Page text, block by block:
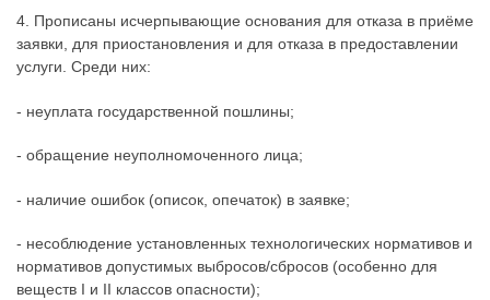
4. Прописаны исчерпывающие основания для отказа в приёме
заявки, для приостановления и для отказа в предоставлении
услуги. Среди них:
- неуплата государственной пошлины;
- обращение неуполномоченного лица;
- наличие ошибок (описок, опечаток) в заявке;
- несоблюдение установленных технологических нормативов и
нормативов допустимых выбросов/сбросов (особенно для
веществ I и II классов опасности);